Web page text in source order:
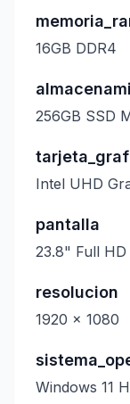
16GB DDR4
256GB SSD
Intel UHD
pantalla
23.8" Full
resolucion
1920 x 1080
Windows 11